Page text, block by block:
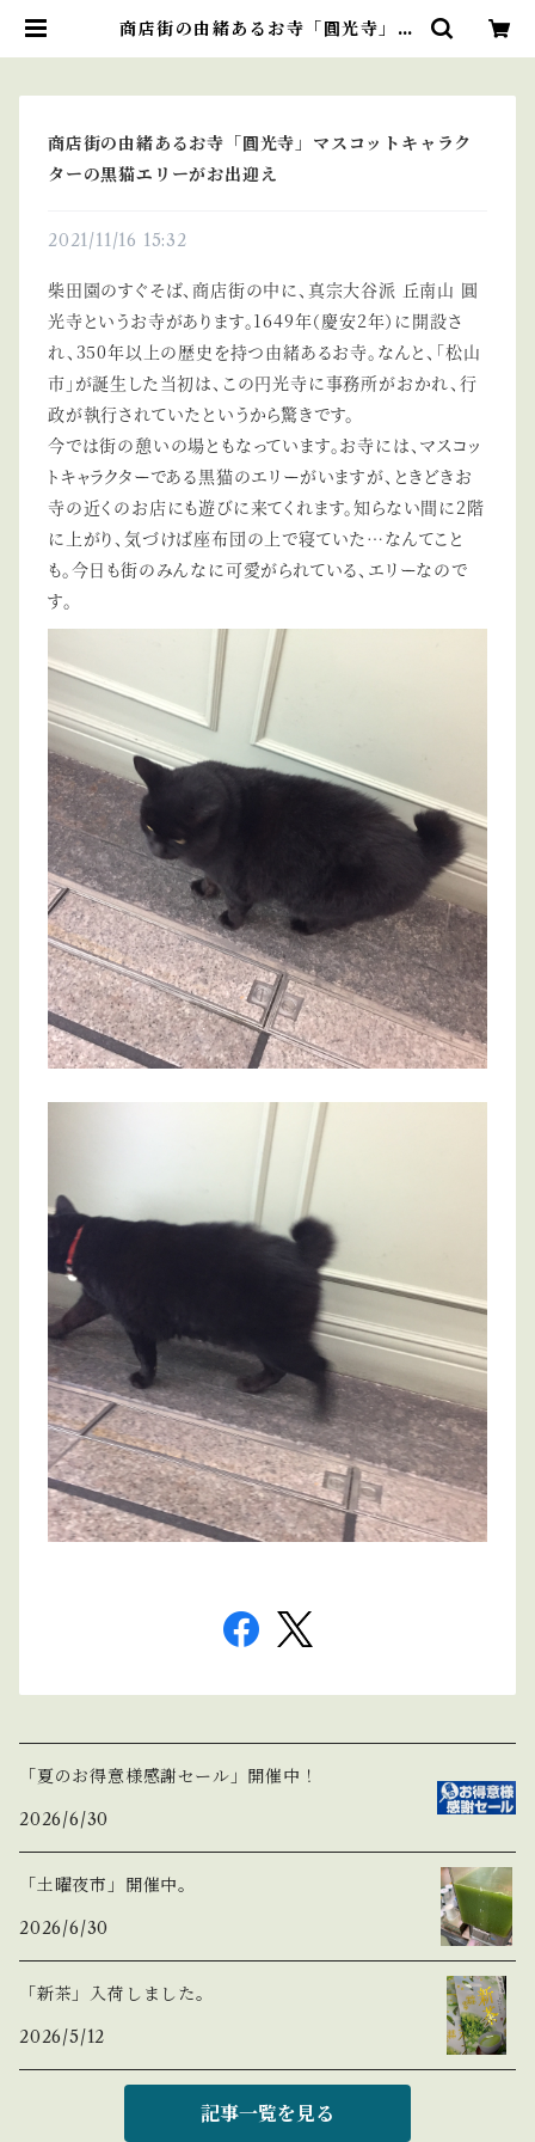
商店街の由緒あるお寺「圓光寺」マ
商店街の由緒あるお寺「圓光寺」マスコットキャラク
ターの黒猫エリーがお出迎え
2021/11/16 15:32
柴田園のすぐそば、商店街の中に、真宗大谷派 丘南山 圓
光寺というお寺があります。1649年（慶安2年）に開設さ
れ、350年以上の歴史を持つ由緒あるお寺。なんと、「松山
市」が誕生した当初は、この円光寺に事務所がおかれ、行
政が執行されていたというから驚きです。
今では街の憩いの場ともなっています。お寺には、マスコッ
トキャラクターである黒猫のエリーがいますが、ときどきお
寺の近くのお店にも遊びに来てくれます。知らない間に2階
に上がり、気づけば座布団の上で寝ていた…なんてこと
も。今日も街のみんなに可愛がられている、エリーなので
す。
「夏のお得意様感謝セール」開催中！
2026/6/30
「土曜夜市」開催中。
2026/6/30
「新茶」入荷しました。
2026/5/12
記事一覧を見る